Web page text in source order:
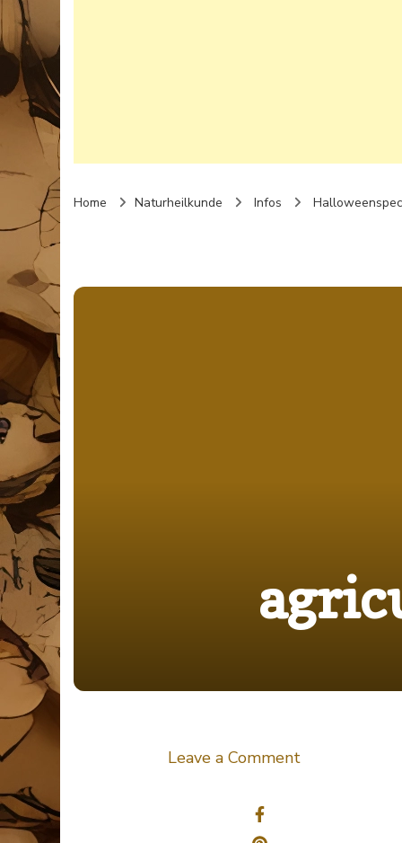
Home Naturheilkunde Infos
Leave a Commenton